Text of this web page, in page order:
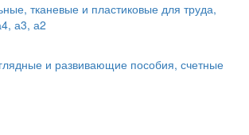
тканевые и пластиковые для труда,
а3, а2
и развивающие пособия, счетные